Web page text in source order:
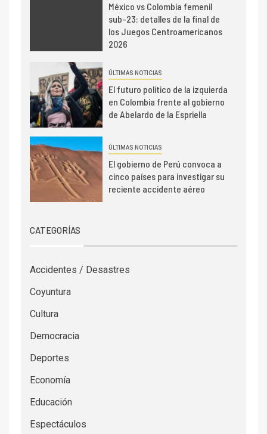
México vs Colombia femenil
sub-23: detalles de la final de
los Juegos Centroamericanos
2026
ÚLTIMAS NOTICIAS
El futuro político de la izquierda
en Colombia frente al gobierno
de Abelardo de la Espriella
ÚLTIMAS NOTICIAS
El gobierno de Perú convoca a
cinco países para investigar su
reciente accidente aéreo
CATEGORÍAS
Accidentes / Desastres
Coyuntura
Cultura
Democracia
Deportes
Economía
Educación
Espectáculos